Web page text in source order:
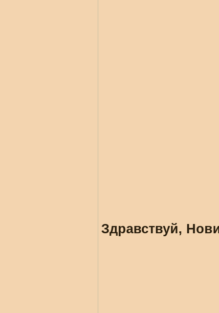
Здравствуй,